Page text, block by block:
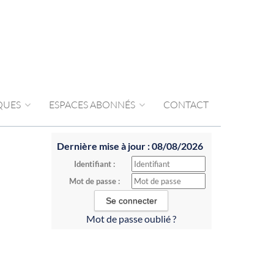
ESPACES ABONNÉS CONTACT
Dernière mise à jour : 08/08/2026
Identifiant :
Mot de passe :
Mot de passe oublié ?